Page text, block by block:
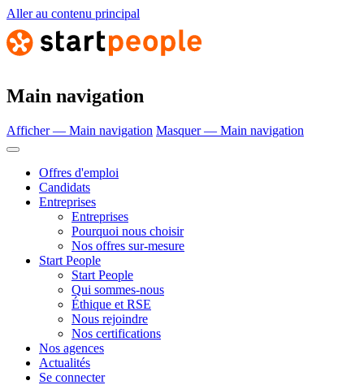
Aller au contenu principal
Main navigation
Afficher — Main navigation Masquer — Main navigation
Offres d'emploi
Candidats
Entreprises
Entreprises
Pourquoi nous choisir
Nos offres sur-mesure
Start People
Start People
Qui sommes-nous
Éthique et RSE
Nous rejoindre
Nos certifications
Nos agences
Actualités
Se connecter